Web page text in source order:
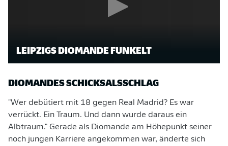
LEIPZIGS DIOMANDE FUNKELT
DIOMANDES SCHICKSALSSCHLAG
"Wer debütiert mit 18 gegen Real Madrid? Es war
verrückt. Ein Traum. Und dann wurde daraus ein
Albtraum." Gerade als Diomande am Höhepunkt seiner
noch jungen Karriere angekommen war, änderte sich